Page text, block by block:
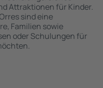
Attraktionen für Kinder.
sind eine
Familien sowie
oder Schulungen für